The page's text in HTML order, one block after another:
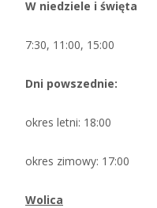
W niedziele i święta
7:30, 11:00, 15:00
Dni powszednie:
okres letni: 18:00
okres zimowy: 17:00
Wolica